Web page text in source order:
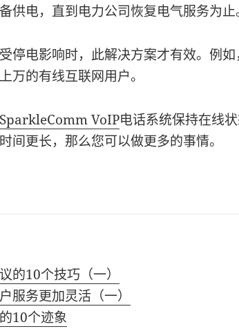
供电，直到电力公司恢复电气服务为止
停电影响时，此解决方案才有效。例
万的有线互联网用户。
SparkleComm VoIP电话系统保持在线
间更长，那么您可以做更多的事情。
的10个技巧（一）
服务更加灵活（一）
10个迹象